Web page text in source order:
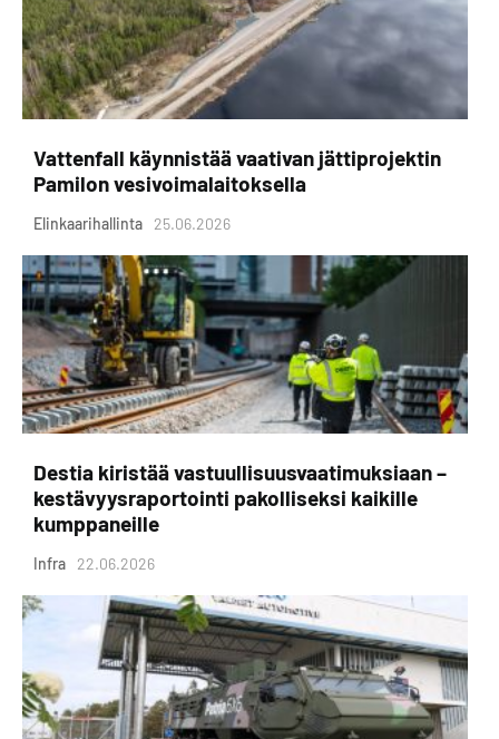
Vattenfall käynnistää vaativan jättiprojektin
Pamilon vesivoimalaitoksella
Elinkaarihallinta 25.06.2026
Destia kiristää vastuullisuusvaatimuksiaan –
kestävyysraportointi pakolliseksi kaikille
kumppaneille
Infra 22.06.2026